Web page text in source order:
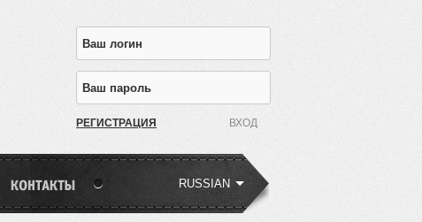
РЕГИСТРАЦИЯ
RUSSIAN